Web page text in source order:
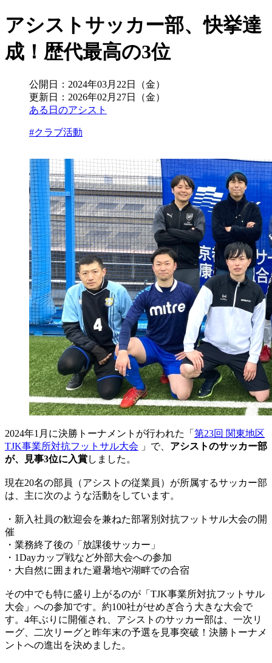
アシストサッカー部、快挙達
成！歴代最高の3位
公開日： 2024年03月22日（金）
更新日： 2026年02月27日（金）
ある日のアシスト
#クラブ活動
2024年1月に決勝トーナメントが行われた「 第23回 関東地区
TJK事業所対抗フットサル大会 」で、 アシストのサッカー部
が、見事3位に入賞しました。
現在20名の部員（アシストの従業員）が所属するサッカー部
は、主に次のような活動をしています。
・新入社員の歓迎会を兼ねた部署別対抗フットサル大会の開
催
・業務終了後の「放課後サッカー」
・1Dayカップ戦など外部大会への参加
・大自然に囲まれた避暑地や湖畔での合宿
その中でも特に盛り上がるのが「TJK事業所対抗フットサル
大会」への参加です。約100社がせめぎ合う大きな大会で
す。4年ぶりに開催され、アシストのサッカー部は、一次リ
ーグ、二次リーグと昨年末の予選を見事突破！決勝トーナメ
ントへの進出を決めました。